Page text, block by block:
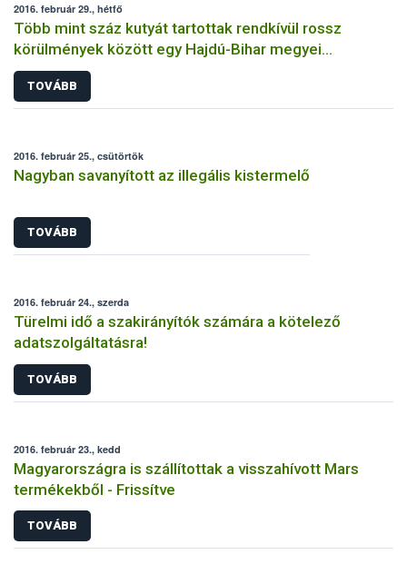
2016. február 29., hétfő
Több mint száz kutyát tartottak rendkívül rossz
körülmények között egy Hajdú-Bihar megyei
tenyészetben
TOVÁBB
2016. február 25., csütörtök
Nagyban savanyított az illegális kistermelő
TOVÁBB
2016. február 24., szerda
Türelmi idő a szakirányítók számára a kötelező
adatszolgáltatásra!
TOVÁBB
2016. február 23., kedd
Magyarországra is szállítottak a visszahívott Mars
termékekből - Frissítve
TOVÁBB